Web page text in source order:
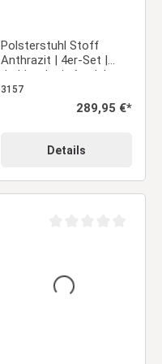
Polsterstuhl Stoff
Anthrazit | 4er-Set |
drehbar | mit Armlehnen
| Küche Esszimmer Büro
3157
Regulärer Preis:
289,95 €*
Details